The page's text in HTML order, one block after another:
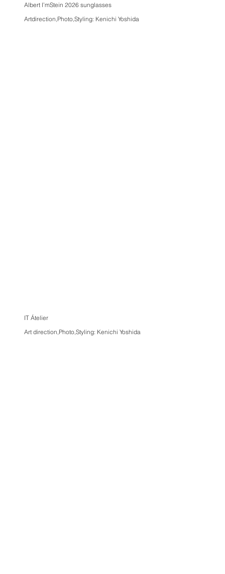
Albert I’mStein 2026 sunglasses
Artdirection,Photo,Styling: Kenichi Yoshida
IT Átelier
Art direction,Photo,Styling: Kenichi Yoshida